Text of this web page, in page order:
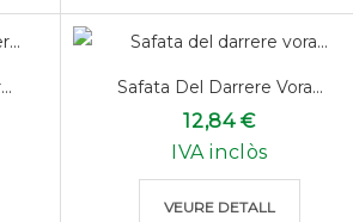
Safata Del Darrere Vora...
12,84 €
IVA inclòs
VEURE DETALL